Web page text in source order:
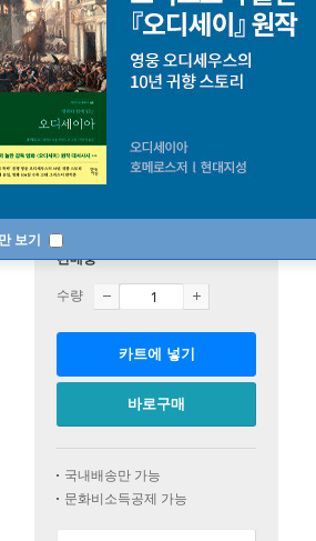
보기
판매중
수량
카트에 넣기
바로구매
국내배송만 가능
문화비소득공제 가능